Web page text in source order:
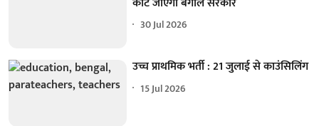
30 Jul 2026
उच्च प्राथमिक भर्ती : 21 जुलाई से काउंसिलिंग
15 Jul 2026